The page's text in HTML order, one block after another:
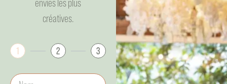
envies les plus
créatives.
1 2 3